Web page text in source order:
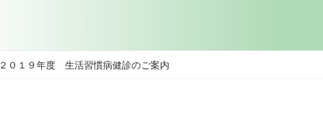
２０１９年度 生活習慣病健診のご案内